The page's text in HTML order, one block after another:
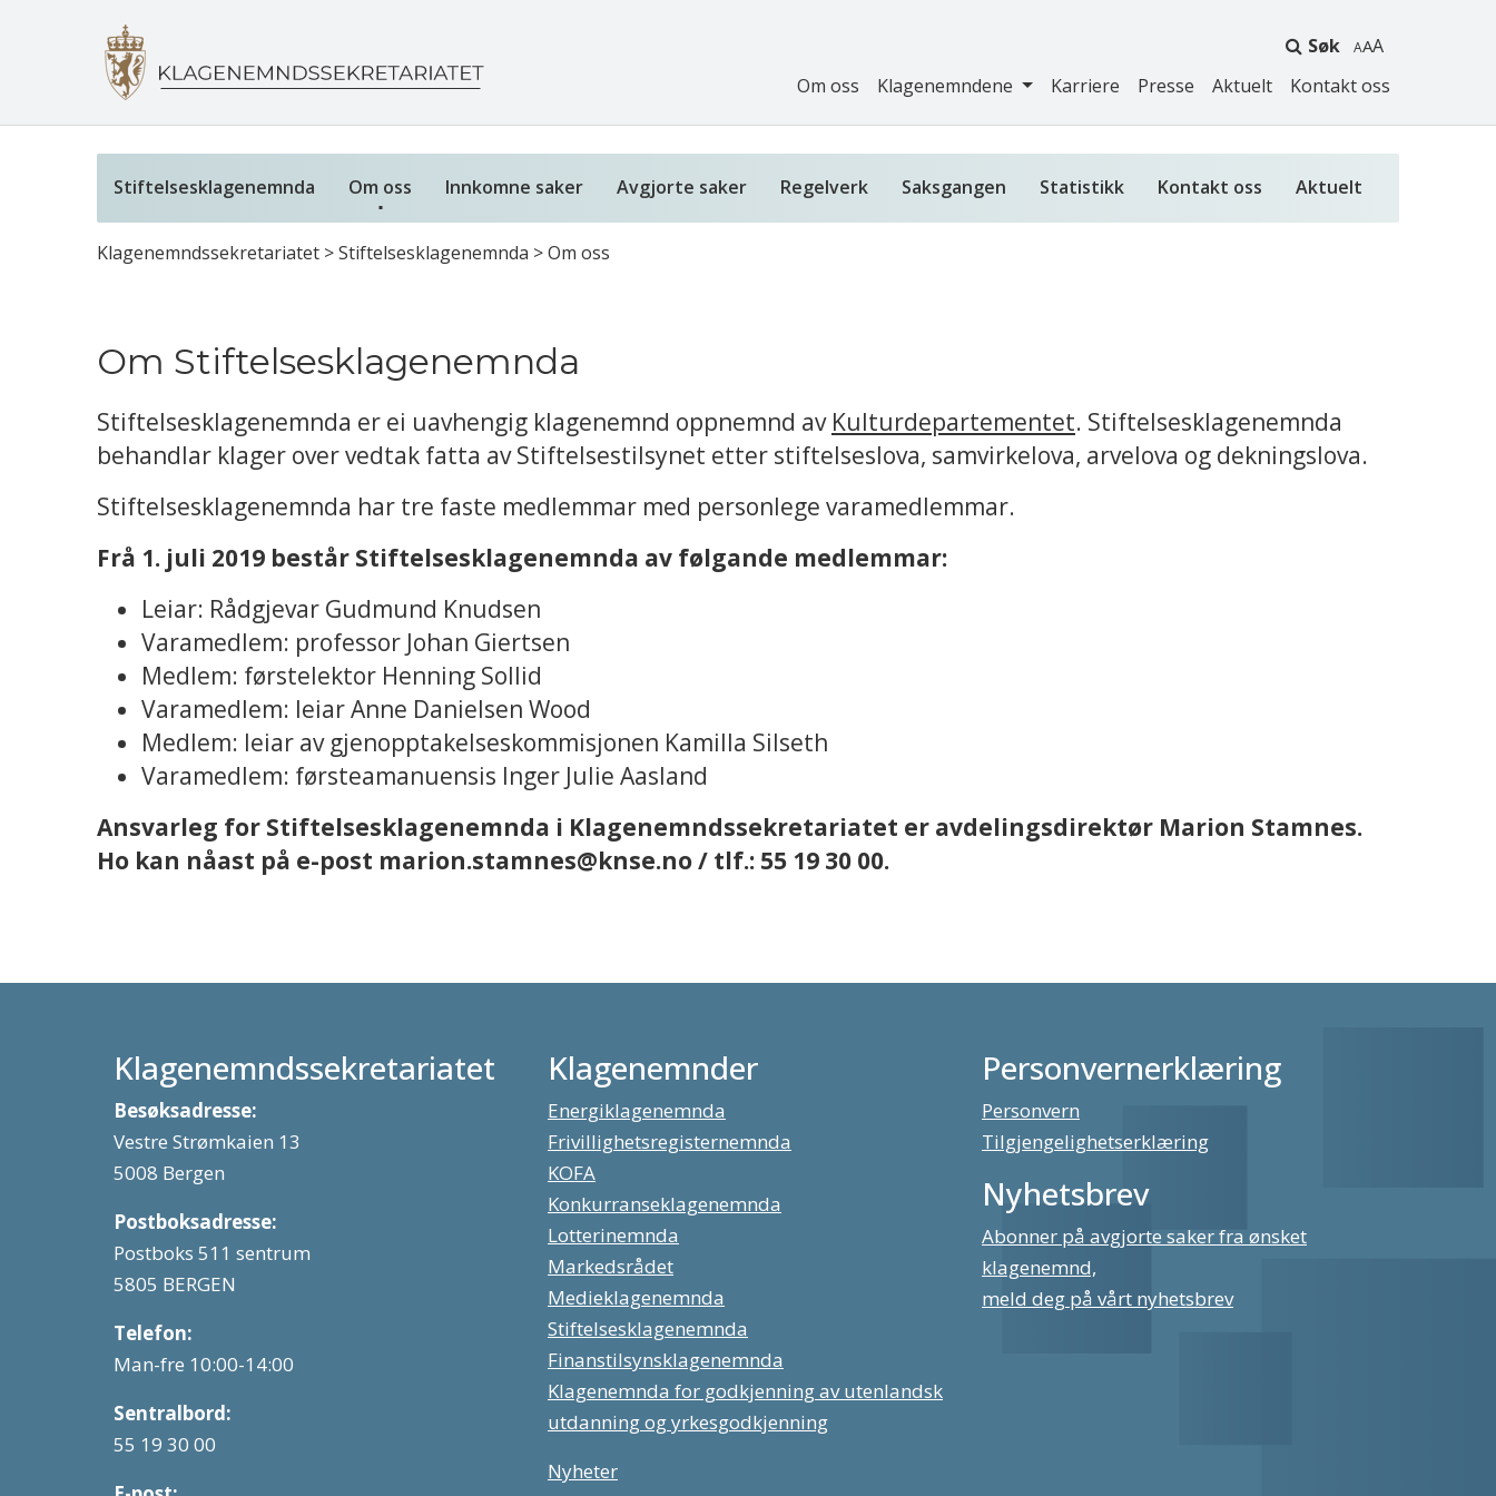
Søk A
Om oss Klagenemndene Karriere Presse Aktuelt Kontakt oss
Stiftelsesklagenemnda Om oss Innkomne saker Avgjorte saker Regelverk Saksgangen Statistikk Kontakt oss Aktuelt
Klagenemndssekretariatet >Stiftelsesklagenemnda >Om oss
Om Stiftelsesklagenemnda
Stiftelsesklagenemnda er ei uavhengig klagenemnd oppnemnd av Kulturdepartementet. Stiftelsesklagenemnda
behandlar klager over vedtak fatta av Stiftelsestilsynet etter stiftelseslova, samvirkelova, arvelova og dekningslova.
Stiftelsesklagenemnda har tre faste medlemmar med personlege varamedlemmar.
Frå 1. juli 2019 består Stiftelsesklagenemnda av følgande medlemmar:
Leiar: Rådgjevar Gudmund Knudsen
Varamedlem: professor Johan Giertsen
Medlem: førstelektor Henning Sollid
Varamedlem: leiar Anne Danielsen Wood
Medlem: leiar av gjenopptakelseskommisjonen Kamilla Silseth
Varamedlem: førsteamanuensis Inger Julie Aasland
Ansvarleg for Stiftelsesklagenemnda i Klagenemndssekretariatet er avdelingsdirektør Marion Stamnes.
Ho kan nåast på e-post marion.stamnes@knse.no/ tlf.: 55 19 30 00.
Klagenemndssekretariatet
Besøksadresse:
Vestre Strømkaien 13
5008 Bergen
Postboksadresse:
Postboks 511 sentrum
5805 BERGEN
Telefon:
Man-fre 10:00-14:00
Sentralbord:
55 19 30 00
Klagenemnder
Energiklagenemnda
Frivillighetsregisternemnda
KOFA
Konkurranseklagenemnda
Lotterinemnda
Markedsrådet
Medieklagenemnda
Stiftelsesklagenemnda
Finanstilsynsklagenemnda
Klagenemnda for godkjenning av utenlandsk
utdanning og yrkesgodkjenning
Nyheter
Personvernerklæring
Personvern
Tilgjengelighetserklæring
Nyhetsbrev
Abonner på avgjorte saker fra ønsket
klagenemnd,
meld deg på vårt nyhetsbrev